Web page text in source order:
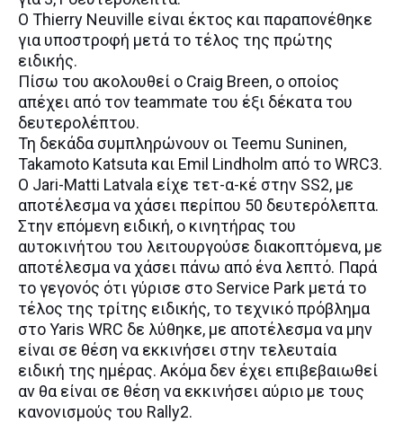
O Thierry Neuville είναι έκτος και παραπονέθηκε
για υποστροφή μετά το τέλος της πρώτης
ειδικής.
Πίσω του ακολουθεί ο Craig Breen, ο οποίος
απέχει από τον teammate του έξι δέκατα του
δευτερολέπτου.
Τη δεκάδα συμπληρώνουν οι Teemu Suninen,
Takamoto Katsuta και Emil Lindholm από το WRC3.
O Jari-Matti Latvala είχε τετ-α-κέ στην SS2, με
αποτέλεσμα να χάσει περίπου 50 δευτερόλεπτα.
Στην επόμενη ειδική, ο κινητήρας του
αυτοκινήτου του λειτουργούσε διακοπτόμενα, με
αποτέλεσμα να χάσει πάνω από ένα λεπτό. Παρά
το γεγονός ότι γύρισε στο Service Park μετά το
τέλος της τρίτης ειδικής, το τεχνικό πρόβλημα
στο Yaris WRC δε λύθηκε, με αποτέλεσμα να μην
είναι σε θέση να εκκινήσει στην τελευταία
ειδική της ημέρας. Ακόμα δεν έχει επιβεβαιωθεί
αν θα είναι σε θέση να εκκινήσει αύριο με τους
κανονισμούς του Rally2.